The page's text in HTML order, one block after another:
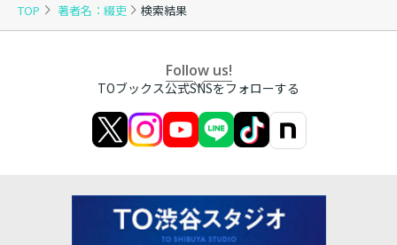
TOP 著者名：綴吏 検索結果
Follow us!
TOブックス公式SNSをフォローする